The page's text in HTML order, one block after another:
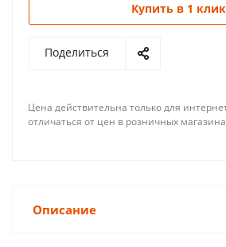
Купить в 1 клик
Поделиться
Цена действительна только для
отличаться от цен в розничных
Описание